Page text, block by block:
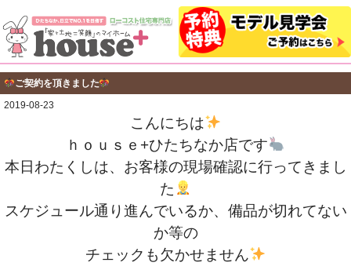
ご契約を頂きました
2019-08-23
こんにちは
ｈｏｕｓｅ+ひたちなか店です
本日わたくしは、お客様の現場確認に行ってきまし
た
スケジュール通り進んでいるか、備品が切れてない
か等の
チェックも欠かせません